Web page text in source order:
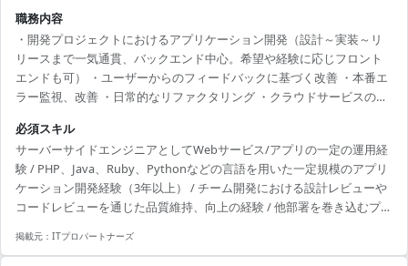
職務内容
・開発プロジェクトにおけるアプリケーション開発（設計～実装～リ
リースまで一気通貫、バックエンド中心。希望や経験に応じフロント
エンドも可） ・ユーザーからのフィードバックに基づく改善 ・本番エ
ラー監視、改善 ・日常的なリファクタリング ・クラウドサービスの活
成)】 ・配属チーム：3名
必須スキル
サーバーサイドエンジニアとしてWebサービス/アプリの一定の運用経
験 / PHP、Java、Ruby、Pythonなどの言語を用いた一定規模のアプリ
ケーション開発経験（3年以上） / チーム開発における設計レビューや
コードレビューを通じた品質維持、向上の経験 / 他部署を巻き込むプロ
掲載元： ITプロパートナーズ